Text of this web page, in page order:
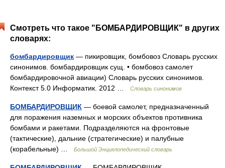
Смотреть что такое "БОМБАРДИРОВЩИК" в других
словарях:
бомбардировщик — пикировщик, бомбовоз Словарь русских
синонимов. бомбардировщик сущ. • бомбовоз самолет
бомбардировочной авиации) Словарь русских синонимов.
Контекст 5.0 Информатик. 2012 …
Словарь синонимов
БОМБАРДИРОВЩИК — боевой самолет, предназначенный
для поражения наземных и морских объектов противника
бомбами и ракетами. Подразделяются на фронтовые
(тактические), дальние (стратегические) и палубные
(корабельные) …
Большой Энциклопедический словарь